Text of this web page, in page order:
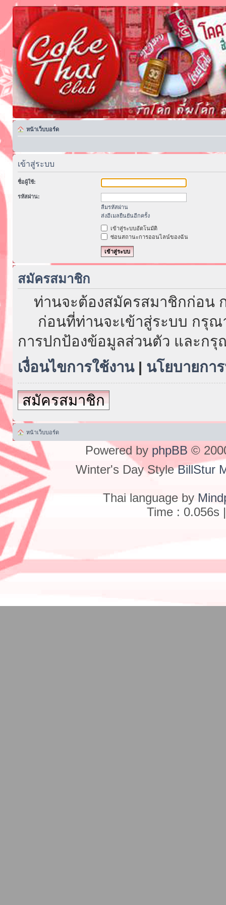
หน้าเว็บบอร์ด
เข้าสู่ระบบ
ชื่อผู้ใช้:
รหัสผ่าน:
ลืมรหัสผ่าน
ส่งอีเมลยืนยันอีกครั้ง
เข้าสู่ระบบอัตโนมัติ
ซ่อนสถานะการออนไลน์ของฉัน
สมัครสมาชิก
ท่านจะต้องสมัครสมาชิกก่อน
ก่อนที่ท่านจะเข้าสู่ระบบ กรุณ
การปกป้องข้อมูลส่วนตัว และก
เงื่อนไขการใช้งาน| นโยบายกา
สมัครสมาชิก
หน้าเว็บบอร์ด
Powered by phpBB ©
Winter's Day StyleBillStur
Thai language by
Time : 0.056s